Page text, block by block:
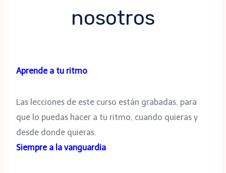
nosotros
Aprende a tu ritmo
Las lecciones de este curso están grabadas, para
que lo puedas hacer a tu ritmo, cuando quieras y
desde donde quieras.
Siempre a la vanguardia